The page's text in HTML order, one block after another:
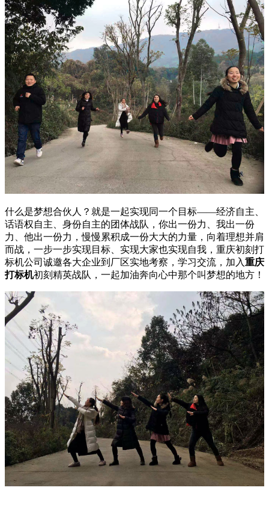
什么是梦想合伙人？就是一起实现同一个目标——经济自主、
话语权自主、身份自主的团体战队，你出一份力、我出一份
力、他出一份力，慢慢累积成一份大大的力量，向着理想并肩
而战，一步一步实现目标、实现大家也实现自我，重庆初刻打
标机公司诚邀各大企业到厂区实地考察，学习交流，加入重庆
打标机初刻精英战队，一起加油奔向心中那个叫梦想的地方！